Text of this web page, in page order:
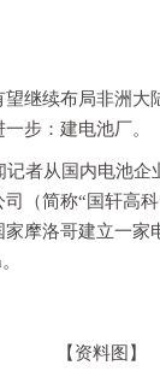
继续布局非洲大
步：建电池厂。
记者从国内电池企
司（简称“国轩高
摩洛哥建立一家
【资料图】